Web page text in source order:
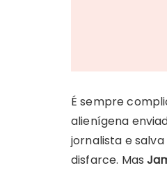
É sempre
alienígena
jornalista e
disfarce. Mas